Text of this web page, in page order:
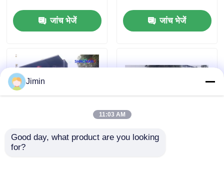
गुणवत्ता नियंत्रण
हमसे संपर्क करें
समाचार
एक उद्धरण का अनुरोध करें
भारी डंप ट्रक
जांच भेजें जांच भेजें
SHACMAN CIMC टिलिंग
Jimin
11:03 AM
Good day, what product are you looking
for?